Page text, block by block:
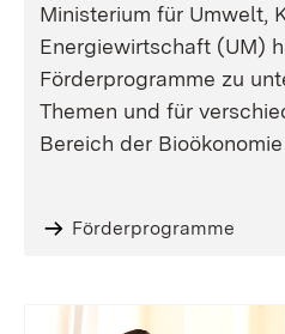
Ministerium für Umwelt,
Energiewirtschaft (UM)
Förderprogramme zu
Themen und für
Bereich der
Förderprogramme